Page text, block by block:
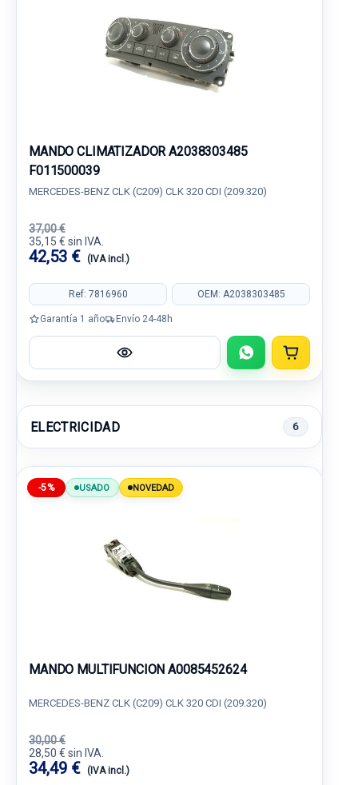
MANDO CLIMATIZADOR A2038303485
F011500039
MERCEDES-BENZ CLK (C209) CLK 320 CDI (209.320)
37,00 €
35,15 € sin IVA.
42,53 € (IVA incl.)
Ref: 7816960 OEM: A2038303485
Garantía 1 año Envío 24-48h
ELECTRICIDAD 6
-5% USADO NOVEDAD
MANDO MULTIFUNCION A0085452624
MERCEDES-BENZ CLK (C209) CLK 320 CDI (209.320)
30,00 €
28,50 € sin IVA.
34,49 € (IVA incl.)